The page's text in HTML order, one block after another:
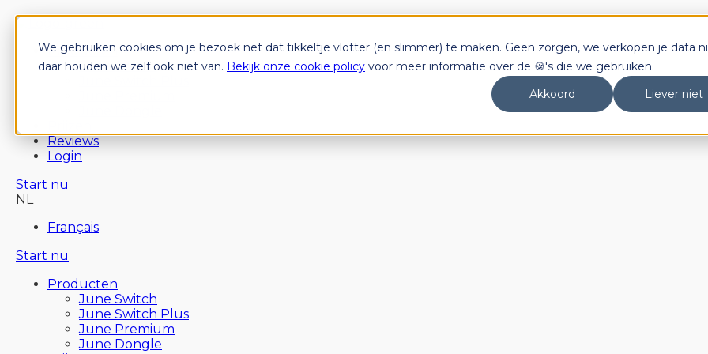
We gebruiken cookies om je bezoek net dat tikkeltje vlotter (en slimmer) te maken. Geen zorgen, we verkopen je data
daar houden we zelf ook niet van. Bekijk onze cookie policy voor meer informatie over de 🍪's die we gebruiken.
Akkoord
Liever niet
Producten
June Switch
Reviews
Login
Start nu
NL
Français
Start nu
Producten
June Switch
June Switch Plus
June Premium
June Dongle